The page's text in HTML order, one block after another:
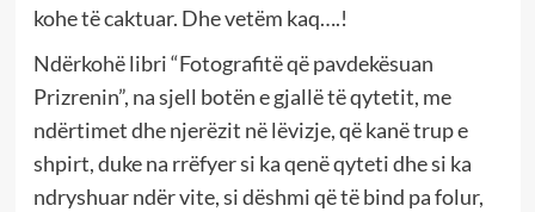
kohe të caktuar. Dhe vetëm kaq….!
Ndërkohë libri “Fotografitë që pavdekësuan
Prizrenin”, na sjell botën e gjallë të qytetit, me
ndërtimet dhe njerëzit në lëvizje, që kanë trup e
shpirt, duke na rrëfyer si ka qenë qyteti dhe si ka
ndryshuar ndër vite, si dëshmi që të bind pa folur,